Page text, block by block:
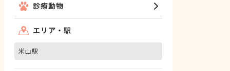
診療動物
エリア・駅
米山駅